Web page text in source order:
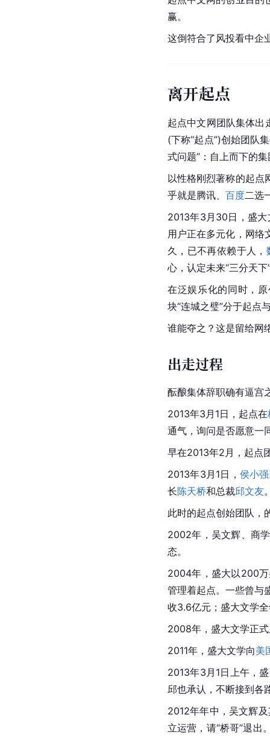
赢。
这倒符合了风投看中企
离开起点
起点中文网团队集体出
(下称“起点”)创始团队
式问题”：自上而下的
以性格刚烈著称的起点
乎就是腾讯、 百度二选
2013年3月30日，盛大
用户正在多元化， 网络
久，已不再依赖于人，
心，认定未来“三分天
在泛娱乐化的同时，
块“连城之璧”分于起点
谁能夺之？这是留给网
出走过程
酝酿集体辞职确有逼宫
2013年3月1日，起点在
通气，询问是否愿意一
早在2013年2月，起点
2013年3月1日， 侯小强
长陈天桥和总裁邱文友
此时的起点创始团队，
2002年，吴文辉、商
态。
2004年，盛大以200
管理着起点。一些曾与
收3.6亿元；盛大文学
2008年，盛大文学正
2011年，盛大文学向美
2013年3月1日上午，
邱也承认，不断接到各
2012年年中，吴文辉
立运营，请“桥哥”退